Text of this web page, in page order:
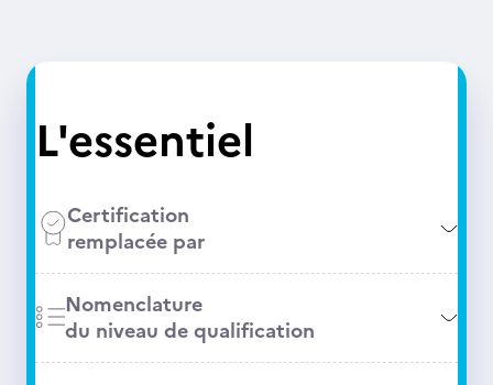
L'essentiel
Certification
remplacée par
Nomenclature
du niveau de qualification